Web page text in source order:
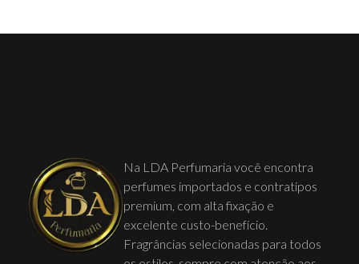
Na LDA Perfumaria você encontra
perfumes importados e contratipos
premium, com alta fixação e
excelente custo-benefício.
Fragrâncias selecionadas para todos